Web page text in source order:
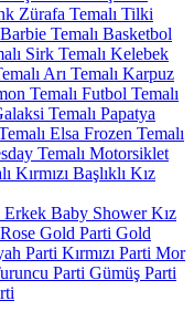
Zürafa Temalı Tilki
Barbie Temalı Basketbol
Sirk Temalı Kelebek
Arı Temalı Karpuz
Temalı Futbol Temalı
Temalı Papatya
Elsa Frozen Temalı
Temalı Motorsiklet
Kırmızı Başlıklı Kız
Erkek Baby ShowerKız
Rose Gold Parti Gold
Parti Kırmızı Parti Mor
Parti Gümüş Parti